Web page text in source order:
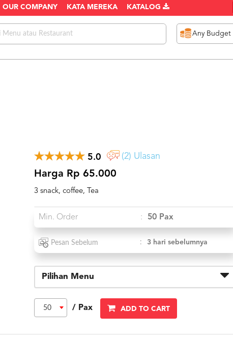
OUR COMPANY KATA MEREKA KATALOG
5.0 (2) Ulasan
Harga Rp 65.000
3 snack, coffee, Tea
Min. Order : 50 Pax
Pesan Sebelum : 3 hari sebelumnya
Pilihan Menu
50 / Pax ADD TO CART